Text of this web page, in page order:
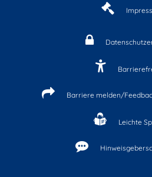
Barriere melden/
Leichte